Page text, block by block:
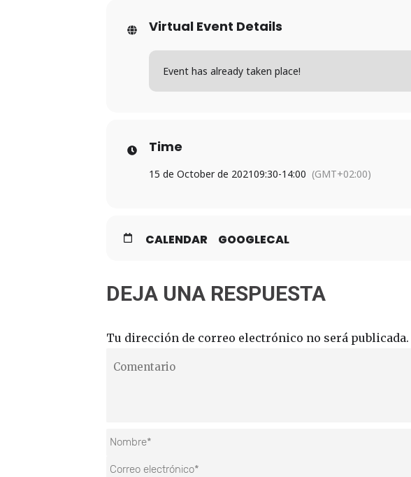
Virtual Event Details
Event has already taken place!
Time
15 de October de 202109:30-14:00 (GMT+02:00)
CALENDAR GOOGLECAL
DEJA UNA RESPUESTA
Tu dirección de correo electrónico no será publicada.